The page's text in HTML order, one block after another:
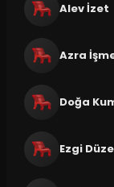
Alev İzet
Azra
Doğa
Ezgi